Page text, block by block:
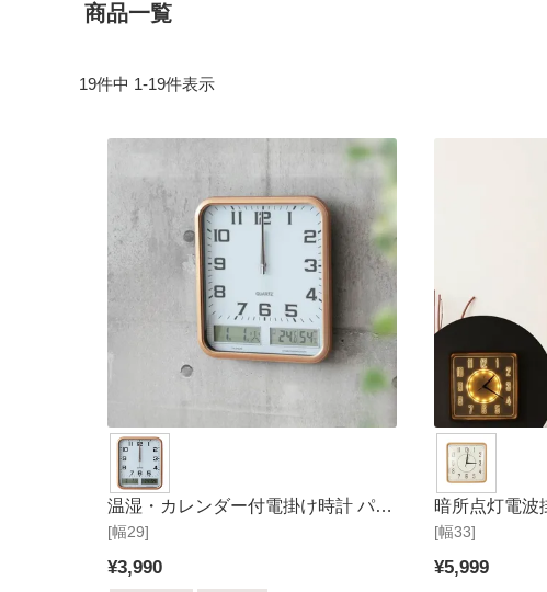
商品一覧
19件中 1-19件表示
[幅29]
温湿・カレンダー付電掛け時計 パー
カー
¥3,990
[幅33]
暗所点灯電波
¥5,999